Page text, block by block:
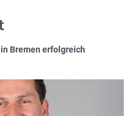
Bremen erfolgreich